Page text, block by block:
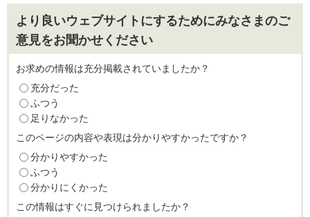
より良いウェブサイトにするためにみなさまのご
意見をお聞かせください
お求めの情報は充分掲載されていましたか？
充分だった
ふつう
足りなかった
このページの内容や表現は分かりやすかったですか？
分かりやすかった
ふつう
分かりにくかった
この情報はすぐに見つけられましたか？